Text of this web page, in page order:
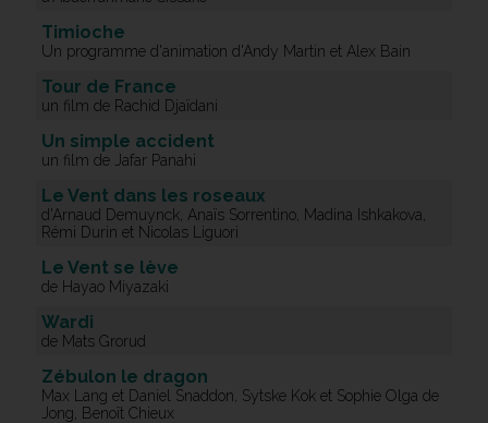
Timioche
Un programme d'animation d'Andy Martin et Alex Bain
Tour de France
un film de Rachid Djaïdani
Un simple accident
un film de Jafar Panahi
Le Vent dans les roseaux
d'Arnaud Demuynck, Anaïs Sorrentino, Madina Ishkakova,
Rémi Durin et Nicolas Liguori
Le Vent se lève
de Hayao Miyazaki
Wardi
de Mats Grorud
Zébulon le dragon
Max Lang et Daniel Snaddon, Sytske Kok et Sophie Olga de
Jong, Benoît Chieux